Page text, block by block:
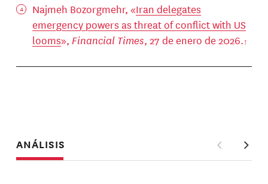
Najmeh Bozorgmehr, «Iran delegates
emergency powers as threat of conflict with US
looms», Financial Times, 27 de enero de 2026.
ANÁLISIS